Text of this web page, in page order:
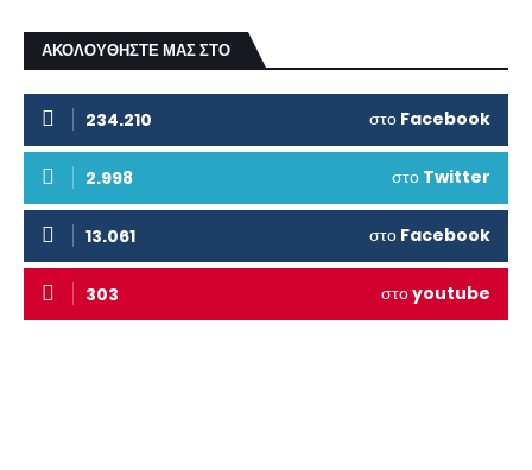
ΑΚΟΛΟΥΘΗΣΤΕ ΜΑΣ ΣΤΟ
234.210 στο Facebook
2.998 στο Twitter
13.061 στο Facebook
303 στοyoutube